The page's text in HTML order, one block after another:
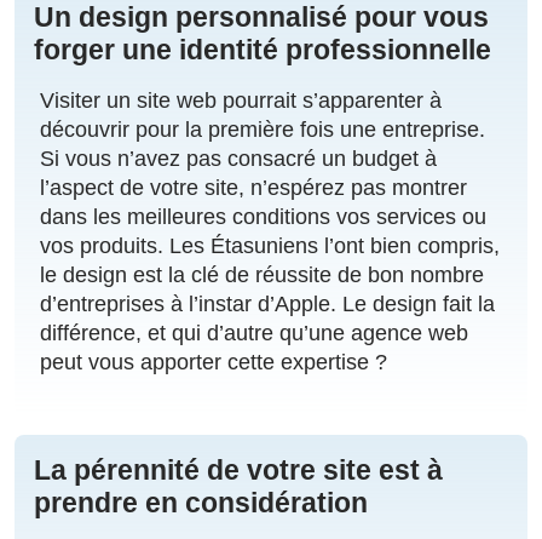
Un design personnalisé pour vous
forger une identité professionnelle
Visiter un site web pourrait s’apparenter à
découvrir pour la première fois une entreprise.
Si vous n’avez pas consacré un budget à
l’aspect de votre site, n’espérez pas montrer
dans les meilleures conditions vos services ou
vos produits. Les Étasuniens l’ont bien compris,
le design est la clé de réussite de bon nombre
d’entreprises à l’instar d’Apple. Le design fait la
différence, et qui d’autre qu’une agence web
peut vous apporter cette expertise ?
La pérennité de votre site est à
prendre en considération